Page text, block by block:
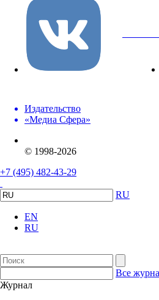
Издательство
«Медиа Сфера»
© 1998-2026
+7 (495) 482-43-29
RU
EN
RU
Все
Журнал